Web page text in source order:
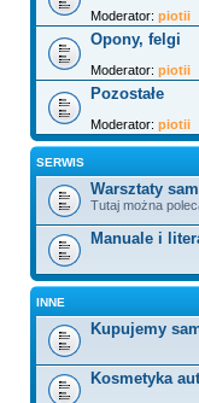
Moderator: piotii
Opony, felgi
Moderator: piotii
Pozostałe
Moderator: piotii
SERWIS
Warsztaty
Tutaj można
Manuale i
INNE
Kupujemy
Kosmetyka